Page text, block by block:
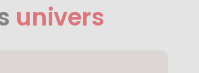
univers